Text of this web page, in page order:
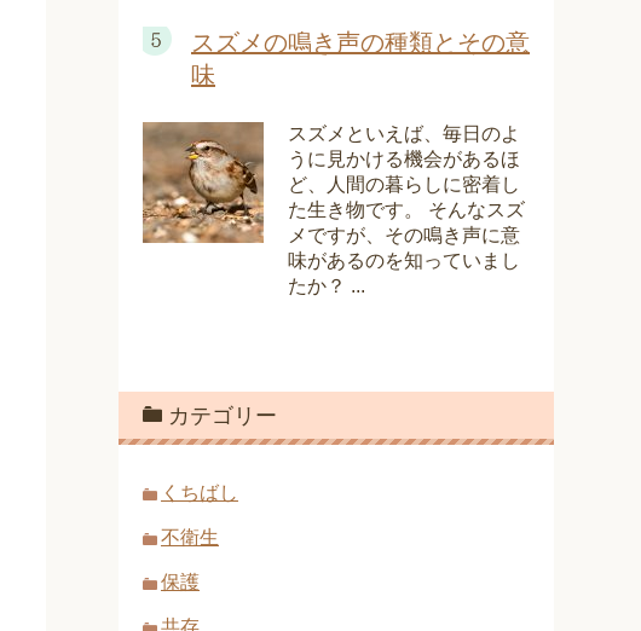
スズメの鳴き声の種類とその意
味
スズメといえば、毎日のよ
うに見かける機会があるほ
ど、人間の暮らしに密着し
た生き物です。 そんなスズ
メですが、その鳴き声に意
味があるのを知っていまし
たか？ ...
カテゴリー
くちばし
不衛生
保護
共存